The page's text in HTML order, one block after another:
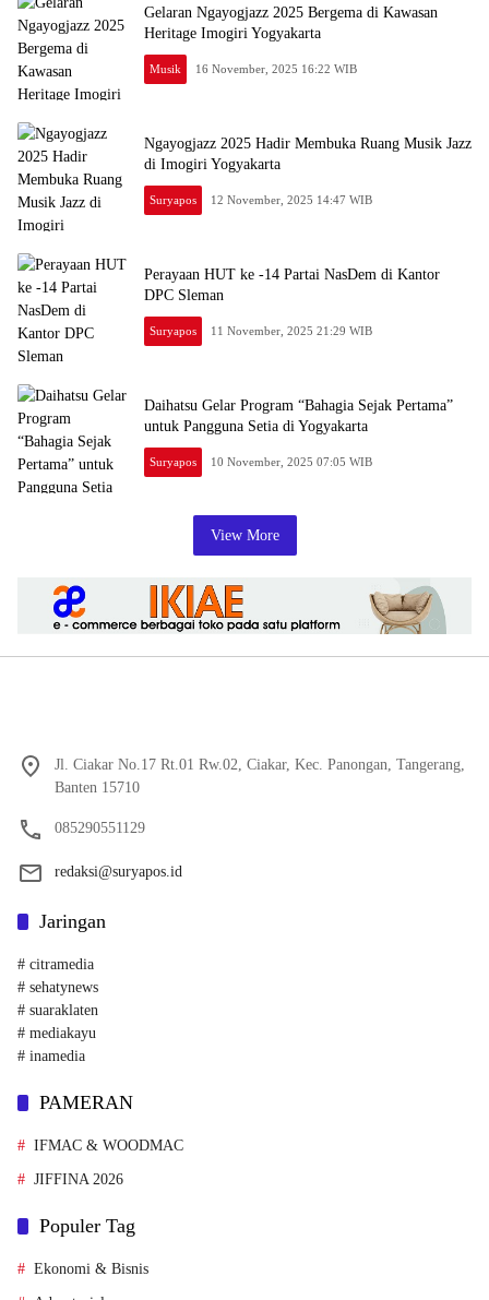
Gelaran Ngayogjazz 2025 Bergema di Kawasan
Heritage Imogiri Yogyakarta
Musik 16 November, 2025 16:22 WIB
Ngayogjazz 2025 Hadir Membuka Ruang Musik Jazz
di Imogiri Yogyakarta
Suryapos 12 November, 2025 14:47 WIB
Perayaan HUT ke -14 Partai NasDem di Kantor
DPC Sleman
Suryapos 11 November, 2025 21:29 WIB
Daihatsu Gelar Program “Bahagia Sejak Pertama”
untuk Pangguna Setia di Yogyakarta
Suryapos 10 November, 2025 07:05 WIB
View More
Jl. Ciakar No.17 Rt.01 Rw.02, Ciakar, Kec. Panongan, Tangerang,
Banten 15710
085290551129
redaksi@suryapos.id
Jaringan
# citramedia
# sehatynews
# suaraklaten
# mediakayu
# inamedia
PAMERAN
IFMAC & WOODMAC
JIFFINA 2026
Populer Tag
Ekonomi & Bisnis